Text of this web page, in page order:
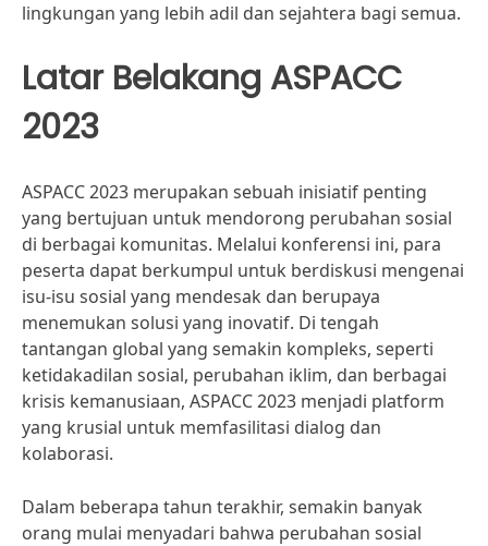
lingkungan yang lebih adil dan sejahtera bagi semua.
Latar Belakang ASPACC
2023
ASPACC 2023 merupakan sebuah inisiatif penting
yang bertujuan untuk mendorong perubahan sosial
di berbagai komunitas. Melalui konferensi ini, para
peserta dapat berkumpul untuk berdiskusi mengenai
isu-isu sosial yang mendesak dan berupaya
menemukan solusi yang inovatif. Di tengah
tantangan global yang semakin kompleks, seperti
ketidakadilan sosial, perubahan iklim, dan berbagai
krisis kemanusiaan, ASPACC 2023 menjadi platform
yang krusial untuk memfasilitasi dialog dan
kolaborasi.
Dalam beberapa tahun terakhir, semakin banyak
orang mulai menyadari bahwa perubahan sosial